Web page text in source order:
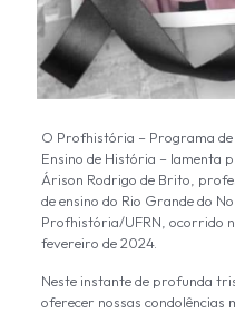
O Profhistória – Programa
Ensino de História – lamenta
Árison Rodrigo de Brito,
de ensino do Rio Grande do
Profhistória/UFRN, ocorrido
fevereiro de 2024.
Neste instante de profunda
oferecer nossas